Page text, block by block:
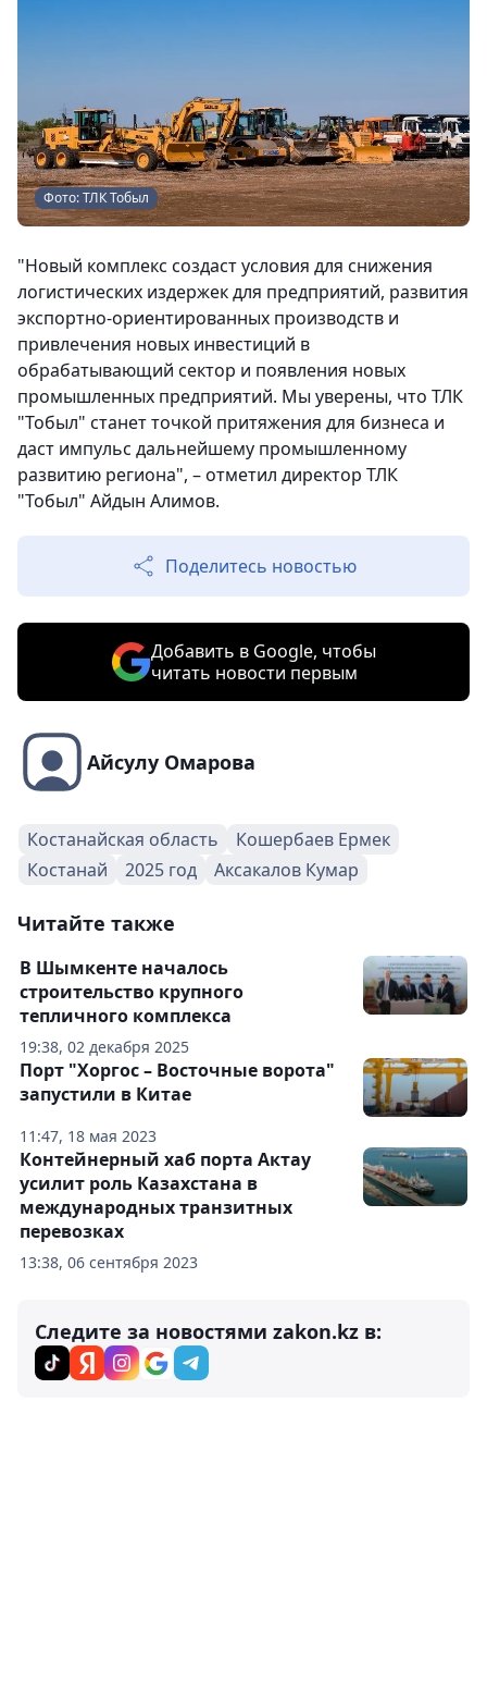
Фото: ТЛК Тобыл
"Новый комплекс создаст условия для снижения
логистических издержек для предприятий, развития
экспортно-ориентированных производств и
привлечения новых инвестиций в
обрабатывающий сектор и появления новых
промышленных предприятий. Мы уверены, что ТЛК
"Тобыл" станет точкой притяжения для бизнеса и
даст импульс дальнейшему промышленному
развитию региона", – отметил директор ТЛК
"Тобыл" Айдын Алимов.
Поделитесь новостью
Добавить в Google, чтобы
читать новости первым
Айсулу Омарова
Костанайская область
Кошербаев Ермек
Костанай
2025 год Аксакалов Кумар
Читайте также
19:38, 02 декабря 2025
В Шымкенте началось
строительство крупного
тепличного комплекса
11:47, 18 мая 2023
Порт "Хоргос – Восточные ворота"
запустили в Китае
13:38, 06 сентября 2023
Контейнерный хаб порта Актау
усилит роль Казахстана в
международных транзитных
перевозках
Следите за новостями zakon.kz в: